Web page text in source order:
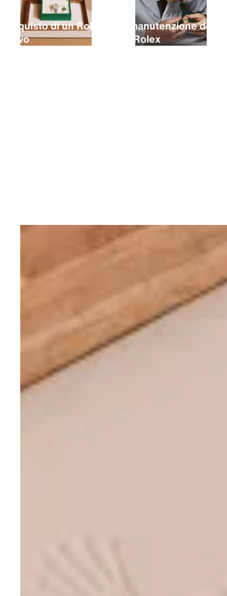
L’acquisto di un Rolex
nuovo
La manutenzione del
tuo Rolex